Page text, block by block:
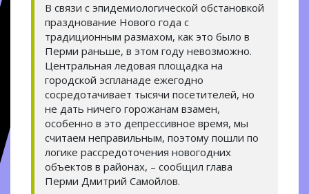
В связи с эпидемиологической обстановкой
празднование Нового года с
традиционным размахом, как это было в
Перми раньше, в этом году невозможно.
Центральная ледовая площадка на
городской эспланаде ежегодно
сосредотачивает тысячи посетителей, но
не дать ничего горожанам взамен,
особенно в это депрессивное время, мы
считаем неправильным, поэтому пошли по
логике рассредоточения новогодних
объектов в районах, – сообщил глава
Перми Дмитрий Самойлов.